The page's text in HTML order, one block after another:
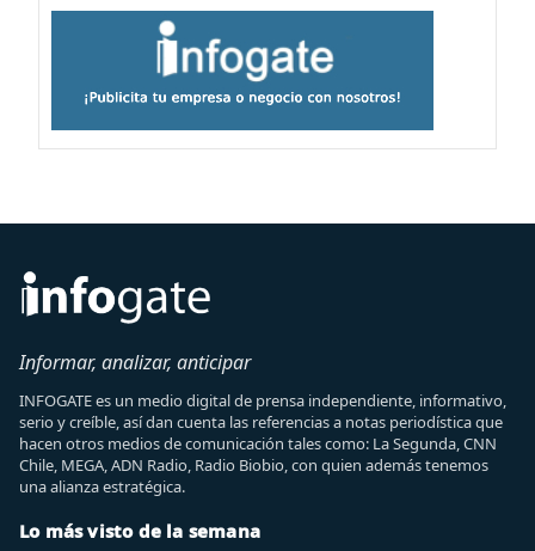
Informar, analizar, anticipar
INFOGATE es un medio digital de prensa independiente, informativo,
serio y creíble, así dan cuenta las referencias a notas periodística que
hacen otros medios de comunicación tales como: La Segunda, CNN
Chile, MEGA, ADN Radio, Radio Biobio, con quien además tenemos
una alianza estratégica.
Lo más visto de la semana